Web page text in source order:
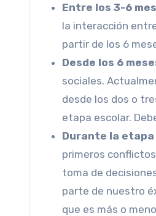
Entre los 3-6
la interacción
partir de los 6
Desde los 6
sociales.
desde los dos o
etapa escolar.
Durante la
primeros
toma de
parte de nuestro
que es más o